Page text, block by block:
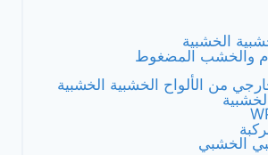
الخشبية
والخشب المضغوط
من الألواح الخشبية الخشبية
الخشبي